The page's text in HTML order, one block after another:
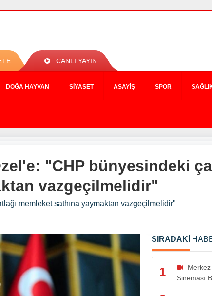
CANLI YAYIN
DOĞA HAYVAN SIYASET ASAYIŞ SPOR
"CHP bünyesindeki
vazgeçilmelidir"
memleket sathına yaymaktan vazgeçilmelidir"
SIRADAKİ
1
Merkez
Sineması